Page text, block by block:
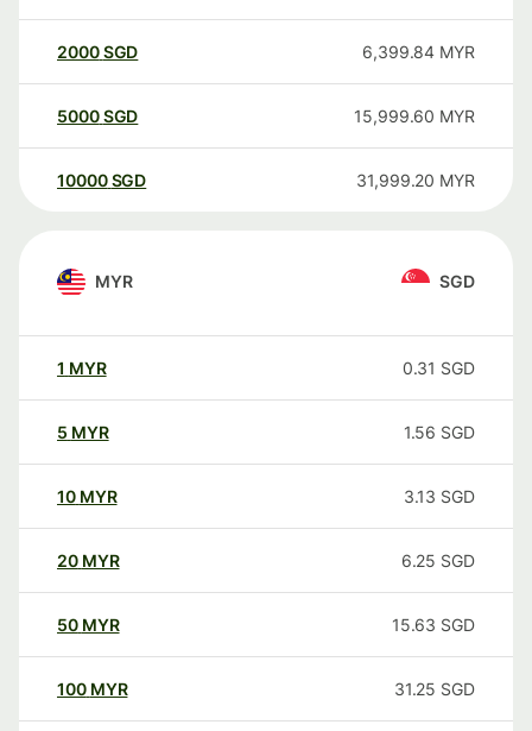
2000SGD 6,399.84 MYR
5000SGD 15,999.60 MYR
10000 SGD 31,999.20 MYR
MYR SGD
1 MYR 0.31 SGD
5 MYR 1.56 SGD
10 MYR 3.13 SGD
20 MYR 6.25 SGD
50 MYR 15.63 SGD
100 MYR 31.25 SGD